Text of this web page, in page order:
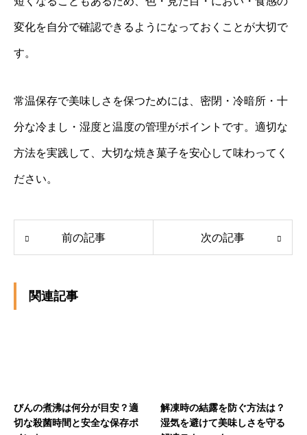
変化を自分で確認できるようになっておくことが大切で
す。
常温保存で美味しさを保つためには、密閉・冷暗所・十
分な冷まし・湿度と温度の管理がポイントです。適切な
方法を実践して、大切な焼き菓子を安心して味わってく
ださい。
前の記事 次の記事
関連記事
びんの煮沸は何分が目安？適
切な殺菌時間と安全な保存ポ
解凍時の結露を防ぐ方法は？
湿気を避けて美味しさを守る